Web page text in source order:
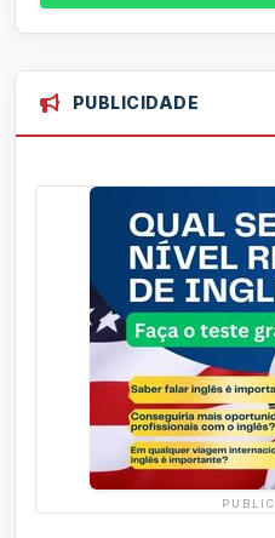
PUBLICIDADE